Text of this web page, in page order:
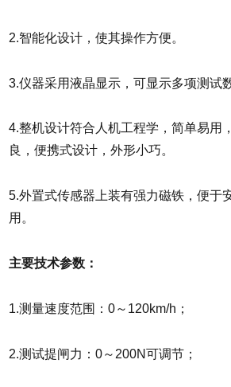
2.智能化设计，使其操作方便。
3.仪器采用液晶显示，可显示多项测试
4.整机设计符合人机工程学，简单易用
良，便携式设计，外形小巧。
5.外置式传感器上装有强力磁铁，便于
用。
主要技术参数：
1.测量速度范围：0～120km/h；
2.测试提闸力：0～200N可调节；